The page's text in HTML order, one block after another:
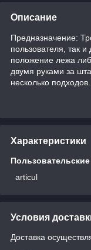
Описание
Предназначение:
пользователя, так
положение лежа
двумя руками за
несколько
Характеристики
articul
Условия
Доставка